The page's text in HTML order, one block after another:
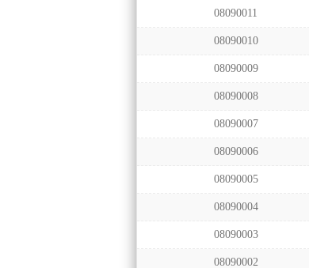
08090011
08090010
08090009
08090008
08090007
08090006
08090005
08090004
08090003
08090002